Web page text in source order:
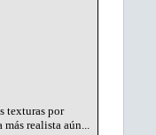
texturas por
realista aún...